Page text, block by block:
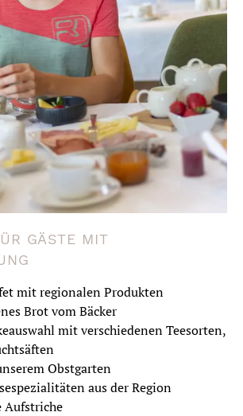
GÄSTE MIT
mit regionalen Produkten
Brot vom Bäcker
mit verschiedenen Teesorten,
Obstgarten
aus der Region
Aufstriche